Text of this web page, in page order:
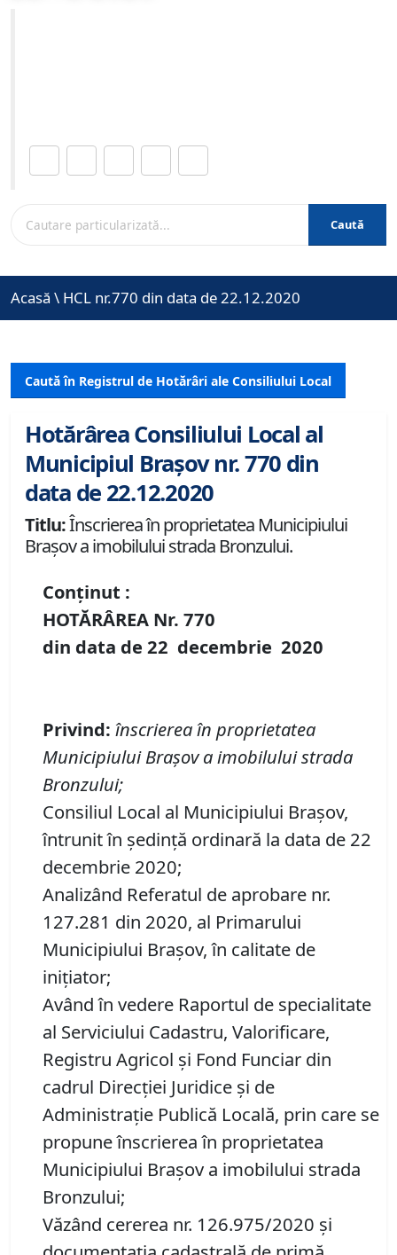
Caută
Acasă \ HCL nr.770 din data de 22.12.2020
Caută în Registrul de Hotărâri ale Consiliului Local
Hotărârea Consiliului Local al
Municipiul Brașov nr. 770 din
data de 22.12.2020
Titlu:Înscrierea în proprietatea Municipiului
Brașov a imobilului strada Bronzului.
Conținut :
HOTĂRÂREA Nr. 770
din data de 22 decembrie 2020
Privind: înscrierea în proprietatea
Municipiului Brașov a imobilului strada
Bronzului;
Consiliul Local al Municipiului Brașov,
întrunit în ședință ordinară la data de 22
decembrie 2020;
Analizând Referatul de aprobare nr.
127.281 din 2020, al Primarului
Municipiului Brașov, în calitate de
inițiator;
Având în vedere Raportul de specialitate
al Serviciului Cadastru, Valorificare,
Registru Agricol şi Fond Funciar din
cadrul Direcţiei Juridice şi de
Administraţie Publică Locală, prin care se
propune înscrierea în proprietatea
Municipiului Brașov a imobilului strada
Bronzului;
Văzând cererea nr. 126.975/2020 și